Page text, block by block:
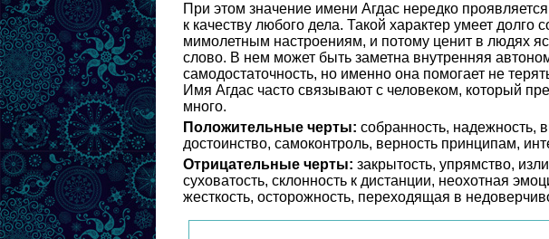
При этом значение имени Агдас нередко
к качеству любого дела. Такой характер умеет долго
мимолетным настроениям, и потому ценит в людях
слово. В нем может быть заметна внутренняя
самодостаточность, но именно она помогает не
Имя Агдас часто связывают с человеком, который
много.
Положительные черты: собранность, надежность,
достоинство, самоконтроль, верность принципам,
Отрицательные черты: закрытость, упрямство,
суховатость, склонность к дистанции, неохотная
жесткость, осторожность, переходящая в